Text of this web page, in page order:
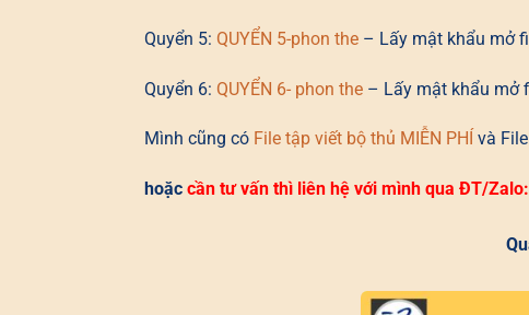
Quyển 5: QUYỂN 5-phon the – Lấy mật khẩu mở
Quyển 6: QUYỂN 6- phon the – Lấy mật khẩu mở
Mình cũng có File tập viết bộ thủ MIỄN PHÍ và
hoặc cần tư vấn thì liên hệ với mình qua ĐT/